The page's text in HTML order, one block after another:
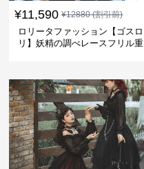
¥11,590 ¥12880(割引前)
ロリータファッション【ゴスロ
リ】妖精の調べレースフリル重